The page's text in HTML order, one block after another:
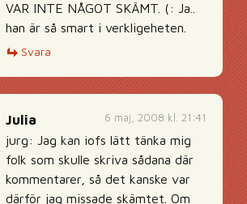
VAR INTE NÅGOT SKÄMT. (: Ja..
han är så smart i verkligeheten.
Svara
6 maj, 2008 kl. 21:41
Julia
jurg: Jag kan iofs lätt tänka mig
folk som skulle skriva sådana där
kommentarer, så det kanske var
därför jag missade skämtet. Om